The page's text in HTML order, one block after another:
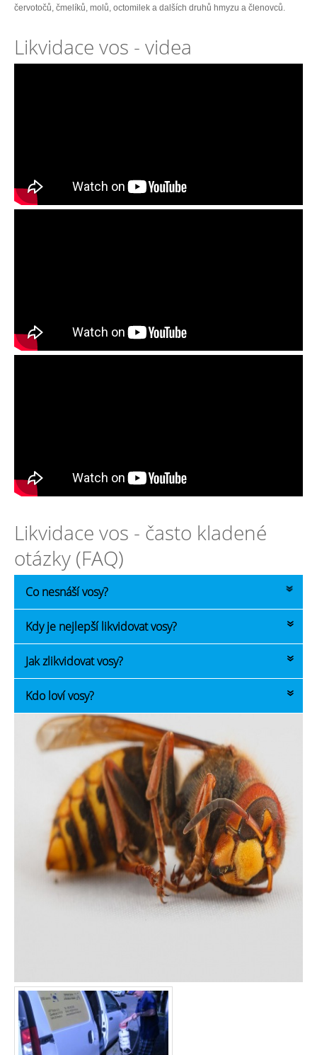
červotočů, čmelíků, molů, octomilek a dalších druhů hmyzu a členovců.
Likvidace vos - videa
Likvidace vos - často kladené
otázky (FAQ)
Co nesnáší vosy?
Může jít například o citrusové vůně, ocet, pepř nebo některé vonné
oleje (máta, levandule, skořice). Také se často vyhýbají silným
vibracím a rušení v okolí hnízda.
Kdy je nejlepší likvidovat vosy?
V těchto hodinách bývají vosy méně aktivní a většina kolonie je v
hnízdě. Profesionální firma však dokáže zásah provést bezpečně i
během dne.
Jak zlikvidovat vosy?
Používá se insekticidní sprej nebo prášek aplikovaný do dutiny pod
tlakem.Hubení vos
bez zkušeností je však riskantní, proto je
bezpečnější svěřitlikvidaci vosího hnízdaodborné firmě.
Kdo loví vosy?
Přirozenými nepřáteli vos jsou některé druhy ptáků a větší hmyz.
Vosami se mohou živit například ptáci nebo větší druhy hmyzu,